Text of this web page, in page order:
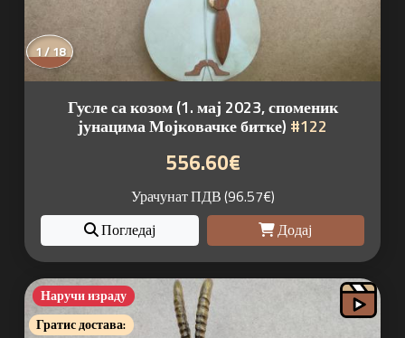
1 / 18
Гусле са козом (1. мај 2023, споменик
јунацима Мојковачке битке) #122
556.60€
Урачунат ПДВ (96.57€)
Погледај
Додај
Наручи израду
Гратис достава: